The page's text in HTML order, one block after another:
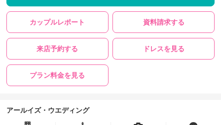
カップルレポート 資料請求する
来店予約する ドレスを見る
プラン料金を見る
アールイズ・ウエディング